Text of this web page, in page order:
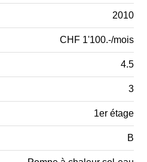
2010
CHF 1'100.-/mois
4.5
3
1er étage
B